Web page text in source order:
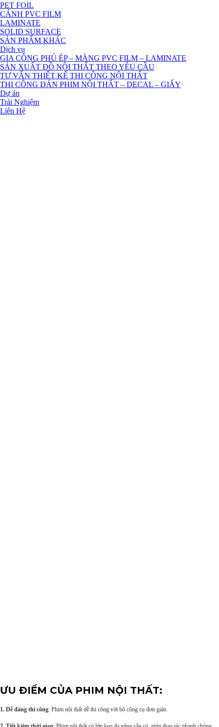
PET FOIL
CÁNH PVC FILM
LAMINATE
SOLID SURFACE
SẢN PHẨM KHÁC
Dịch vụ
GIA CÔNG PHỦ ÉP – MÀNG PVC FILM – LAMINATE
SẢN XUẤT ĐỒ NỘI THẤT THEO YÊU CẦU
TƯ VẤN THIẾT KẾ THI CÔNG NỘI THẤT
THI CÔNG DÁN PHIM NỘI THẤT – DECAL – GIẤY
Dự án
Trải Nghiệm
Liên Hệ
ƯU ĐIỂM CỦA PHIM NỘI THẤT:
1. Dễ dàng thi công: Phim nội thất dễ thi công với bộ công cụ đơn giản.